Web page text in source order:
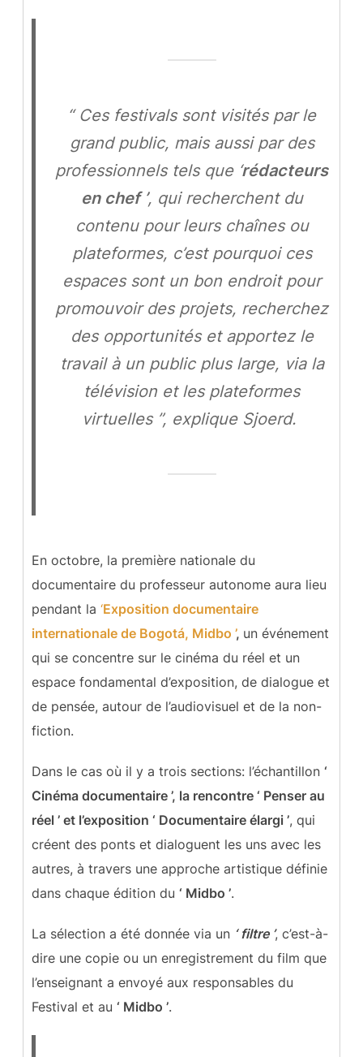
“ Ces festivals sont visités par le
grand public, mais aussi par des
professionnels tels que ‘rédacteurs
en chef ’, qui recherchent du
contenu pour leurs chaînes ou
plateformes, c’est pourquoi ces
espaces sont un bon endroit pour
promouvoir des projets, recherchez
des opportunités et apportez le
travail à un public plus large, via la
télévision et les plateformes
virtuelles ”, explique Sjoerd.
En octobre, la première nationale du
documentaire du professeur autonome aura lieu
pendant la ‘Exposition documentaire
internationale de Bogotá, Midbo ’, un événement
qui se concentre sur le cinéma du réel et un
espace fondamental d’exposition, de dialogue et
de pensée, autour de l’audiovisuel et de la non-
fiction.
Dans le cas où il y a trois sections: l’échantillon ‘
Cinéma documentaire ’, la rencontre ‘ Penser au
réel ’ et l’exposition ‘ Documentaire élargi ’, qui
créent des ponts et dialoguent les uns avec les
autres, à travers une approche artistique définie
dans chaque édition du ‘ Midbo ’.
La sélection a été donnée via un ‘ filtre ’, c’est-à-
dire une copie ou un enregistrement du film que
l’enseignant a envoyé aux responsables du
Festival et au ‘ Midbo ’.